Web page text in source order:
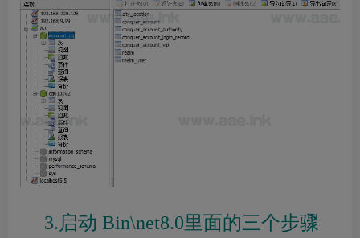
3.启动 Bin\net8.0里面的三个步骤